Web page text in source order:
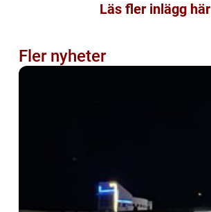
Läs fler inlägg här
Fler nyheter